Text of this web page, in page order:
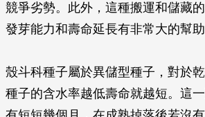
競爭劣勢。此外，這種搬運和儲藏
發芽能力和壽命延長有非常大的幫助
殼斗科種子屬於異儲型種子，對於
種子的含水率越低壽命就越短。這